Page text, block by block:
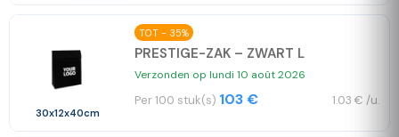
30x12x40cm
TOT - 35%
PRESTIGE-ZAK – ZWART L
Verzonden op lundi 10 août 2026
Per 100 stuk(s) 103 € 1.03 € /u.